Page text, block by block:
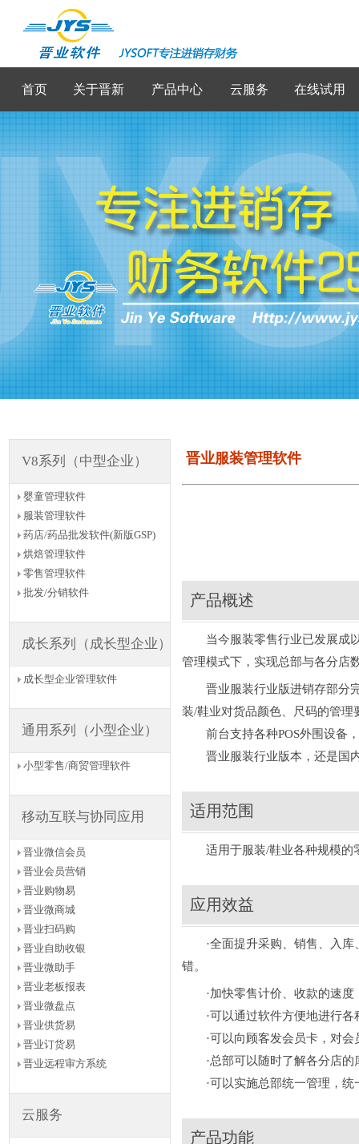
首页 关于晋新 产品中心 云服务 在线试用
V8系列（中型企业）
婴童管理软件
服装管理软件
药店/药品批发软件(新版GSP)
烘焙管理软件
零售管理软件
批发/分销软件
成长系列（成长型企业）
成长型企业管理软件
通用系列（小型企业）
小型零售/商贸管理软件
移动互联与协同应用
晋业微信会员
晋业会员营销
晋业购物易
晋业微商城
晋业扫码购
晋业自助收银
晋业微助手
晋业老板报表
晋业微盘点
晋业供货易
晋业订货易
晋业远程审方系统
云服务
晋业服装管理软件
产品概述
当今服装零售行业已发展成以
管理模式下，实现总部与各分店
晋业服装行业版进销存部分完
装/鞋业对货品颜色、尺码的管
前台支持各种POS外围设备，
晋业服装行业版本，还是国内
适用范围
适用于服装/鞋业各种规模的
应用效益
·全面提升采购、销售、入库
错。
·加快零售计价、收款的速度
·可以通过软件方便地进行各
·可以向顾客发会员卡，对会
·总部可以随时了解各分店的
·可以实施总部统一管理，统
产品功能